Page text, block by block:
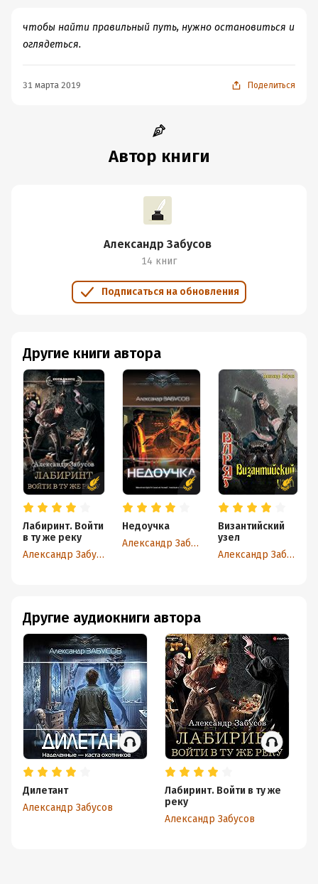
чтобы найти правильный путь, нужно остановиться и
оглядеться.
31 марта 2019 Поделиться
Автор книги
Александр Забусов
14 книг
Подписаться на обновления
Другие книги автора
Лабиринт. Войти
в ту же реку
Александр Забусов
Недоучка
Александр Забусов
Византийский
узел
Александр Забусов
Другие аудиокниги автора
Дилетант
Александр Забусов
Лабиринт. Войти в ту же
реку
Александр Забусов